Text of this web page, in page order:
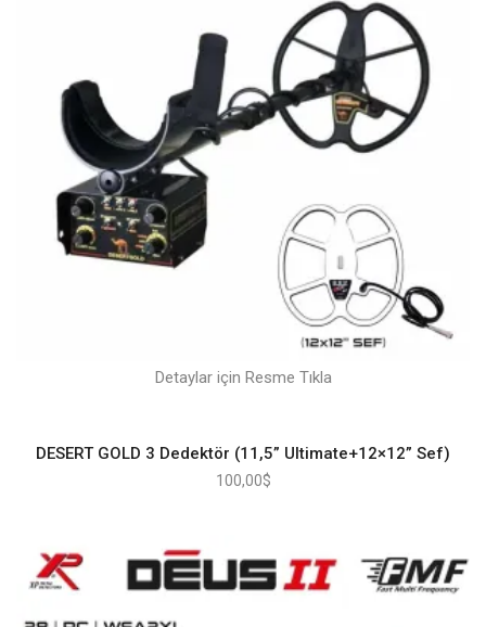
Detaylar için Resme Tıkla
DESERT GOLD 3 Dedektör (11,5” Ultimate+12×12” Sef)
100,00$